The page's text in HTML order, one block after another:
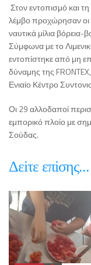
Στον εντοπισμό και
λέμβο προχώρησαν οι
ναυτικά μίλια βόρεια-
Σύμφωνα με το
εντοπίστηκε από μη
δύναμης της
Ενιαίο Κέντρο
Οι 29 αλλοδαποί
εμπορικό πλοίο με
Σούδας.
Δεiτε επiσης...